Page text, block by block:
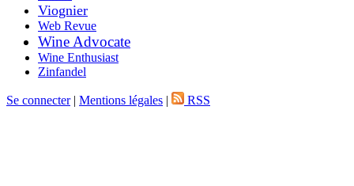
Viognier
Web Revue
Wine Advocate
Wine Enthusiast
Zinfandel
Se connecter| Mentions légales | RSS